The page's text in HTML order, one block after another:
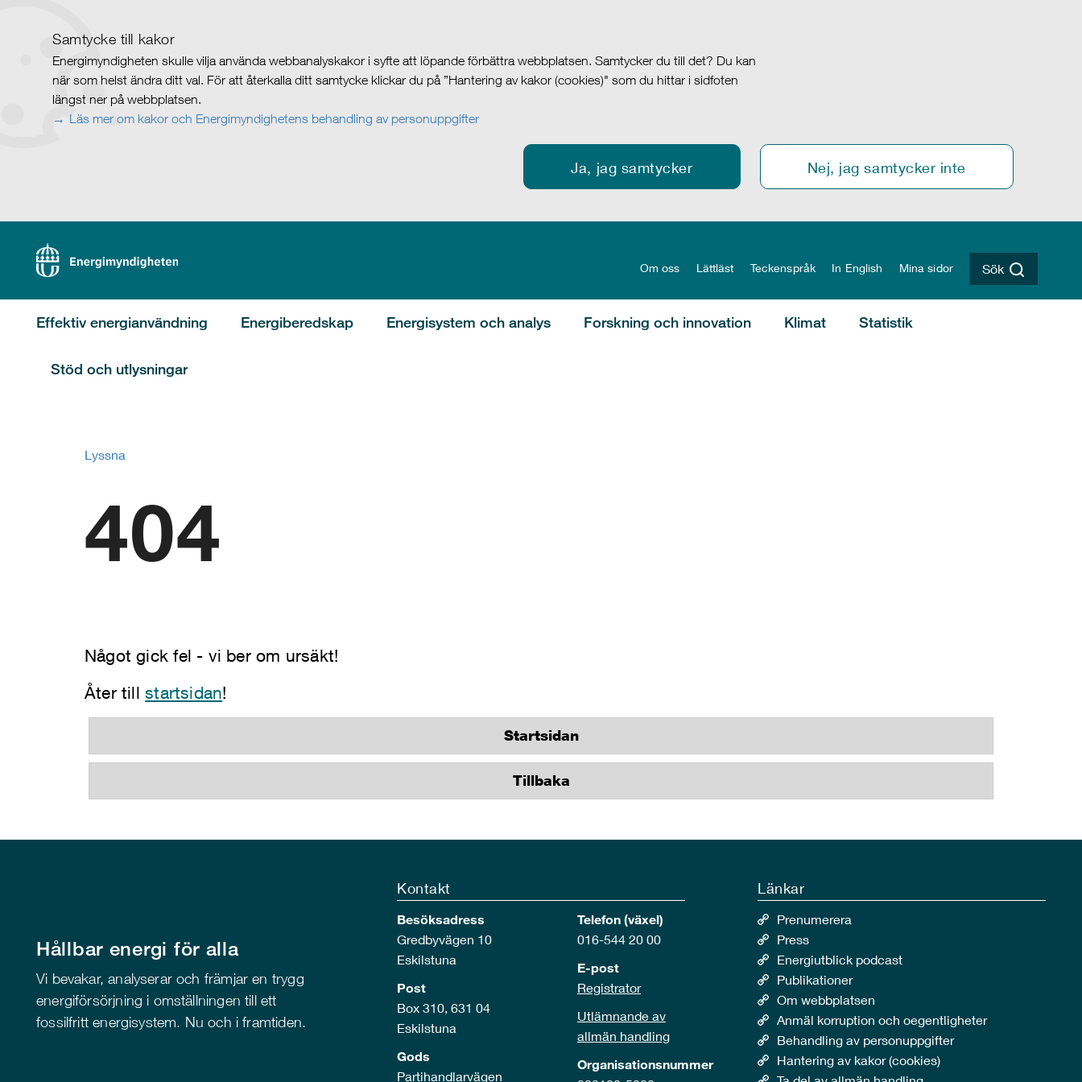
Samtycke till kakor
Energimyndigheten skulle vilja använda webbanalyskakor i syfte att löpande förbättra webbplatsen. Samtycker du till det? Du kan
när som helst ändra ditt val. För att återkalla ditt samtycke klickar du på ”Hantering av kakor (cookies)" som du hittar i sidfoten
längst ner på webbplatsen.
Läs mer om kakor och Energimyndighetens behandling av personuppgifter
Ja, jag samtycker Nej, jag samtycker inte
Om oss Lättläst Teckenspråk In English Mina sidor Sök
Effektiv energianvändning Energiberedskap Energisystem och analys Forskning och innovation Klimat Statistik
Stöd och utlysningar
Lyssna
404
Något gick fel - vi ber om ursäkt!
Åter tillstartsidan!
Startsidan
Tillbaka
Hållbar energi för alla
Vi bevakar, analyserar och främjar en trygg
energiförsörjning i omställningen till ett
fossilfritt energisystem. Nu och i framtiden.
Kontakt
Besöksadress
Gredbyvägen 10
Eskilstuna
Post
Box 310, 631 04
Eskilstuna
Gods
Partihandlarvägen
Telefon (växel)
016-544 20 00
E-post
Registrator
Utlämnande av
allmän handling
Organisationsnummer
Länkar
Prenumerera
Press
Energiutblick podcast
Publikationer
Om webbplatsen
Anmäl korruption och oegentligheter
Behandling av personuppgifter
Hantering av kakor (cookies)